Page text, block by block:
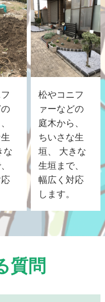
な
松やコニフ
ァーなどの
庭木から、
ちいさな生
垣、 大きな
生垣まで、
幅広く対応
します。
質問